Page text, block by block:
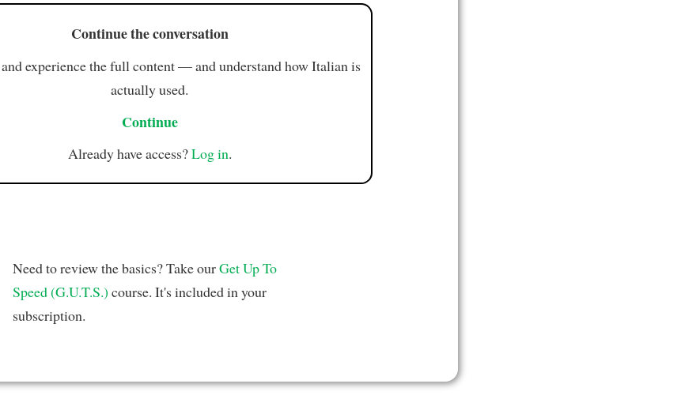
Continue the conversation
experience the full content — and understand how Italian is
actually used.
Continue
Already have access?Log in.
Need to review the basics? Take ourGet Up To
Speed (G.U.T.S.) course. It's included in your
subscription.